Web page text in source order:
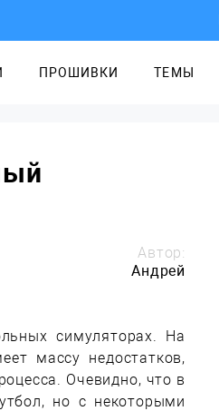
ПРОШИВКИ ТЕМЫ
Автор:
Андрей
симуляторах. На
массу недостатков,
Очевидно, что в
но с некоторыми